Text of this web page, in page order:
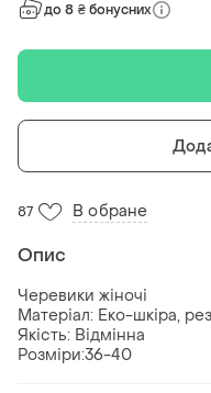
до 8 ₴ бонусних
87 В обране
Опис
Черевики жіночі
Матеріал: Еко-шкіра,
Якість: Відмінна
Розміри:36-40